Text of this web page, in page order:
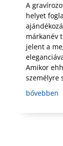
A
helyet
márkanév
jelent a
Amikor
személyre
bővebben